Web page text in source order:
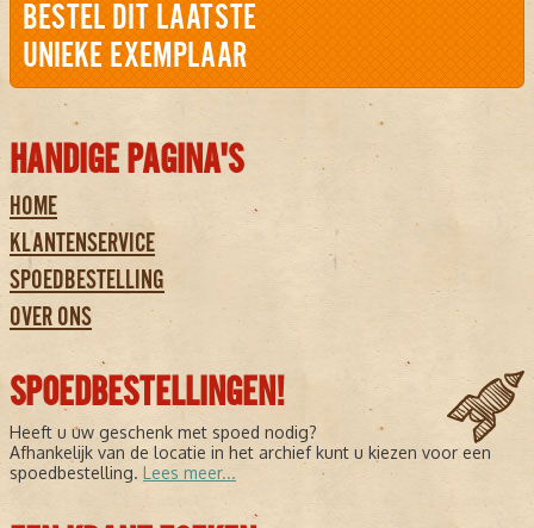
BESTEL DIT LAATSTE
UNIEKE EXEMPLAAR
HANDIGE PAGINA'S
HOME
KLANTENSERVICE
SPOEDBESTELLING
OVER ONS
SPOEDBESTELLINGEN!
Heeft u uw geschenk met spoed nodig?
Afhankelijk van de locatie in het archief kunt u kiezen voor een
spoedbestelling. Lees meer...